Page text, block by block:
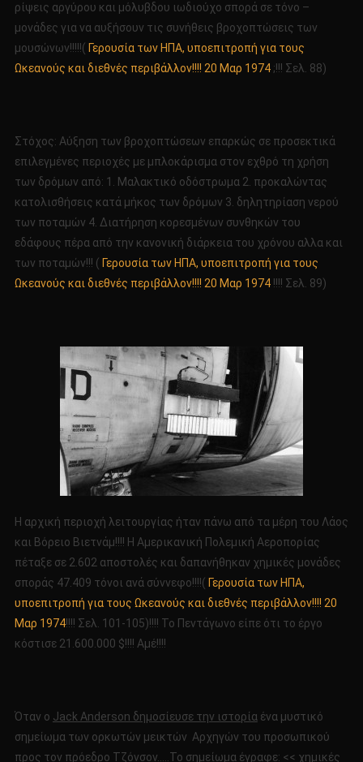
ρίψεις αργύρου και μόλυβδου ιωδιούχο σπορά σε τόνο –
μονάδες για να αυξήσουν τις συνήθεις βροχοπτώσεις των
μουσώνων!!!!!( Γερουσία των ΗΠΑ, υποεπιτροπή για τους
Ωκεανούς και διεθνές περιβάλλον!!!! 20 Μαρ 1974;!!! Σελ. 88)
Στόχος: Αύξηση των βροχοπτώσεων επαρκώς σε προσεκτικά
επιλεγμένες περιοχές με μπλοκάρισμα στον εχθρό τη χρήση
των δρόμων από: 1. Μαλακτικό οδόστρωμα 2. προκαλώντας
κατολισθήσεις κατά μήκος των δρόμων 3. δηλητηρίαση νερού
των ποταμών 4. Διατήρηση κορεσμένων συνθηκών του
εδάφους πέρα από την κανονική διάρκεια του χρόνου αλλα και
των ποταμών!!! ( Γερουσία των ΗΠΑ, υποεπιτροπή για τους
Ωκεανούς και διεθνές περιβάλλον!!!! 20 Μαρ 1974!!!! Σελ. 89)
Η αρχική περιοχή λειτουργίας ήταν πάνω από τα μέρη του Λάος
και Βόρειο Βιετνάμ!!!! Η Αμερικανική Πολεμική Αεροπορίας
πέταξε σε 2.602 αποστολές και δαπανήθηκαν χημικές μονάδες
σποράς 47.409 τόνοι ανά σύννεφο!!!!( Γερουσία των ΗΠΑ,
υποεπιτροπή για τους Ωκεανούς και διεθνές περιβάλλον!!!! 20
Μαρ 1974!!!! Σελ. 101-105)!!!! Το Πεντάγωνο είπε ότι το έργο
κόστισε 21.600.000 $!!!! Αμέ!!!!
Όταν ο Jack Anderson δημοσίευσε την ιστορία ένα μυστικό
σημείωμα των ορκωτών μεικτών Αρχηγών του προσωπικού
προς τον πρόεδρο Τζόνσον…..Το σημείωμα έγραφε: << χημικές